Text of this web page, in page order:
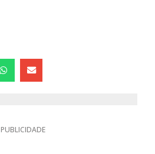
PUBLICIDADE